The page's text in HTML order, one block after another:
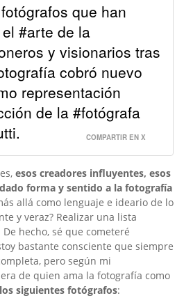
que han
#arte de la
y visionarios tras
cobró nuevo
representación
de la #fotógrafa
COMPARTIR EN X
esos creadores influyentes, esos
forma y sentido a la fotografía
allá como lenguaje e ideario de lo
y veraz? Realizar una lista
hecho, sé que cometeré
bastante consciente que siempre
pero según mi
de quien ama la fotografía como
siguientes fotógrafos: